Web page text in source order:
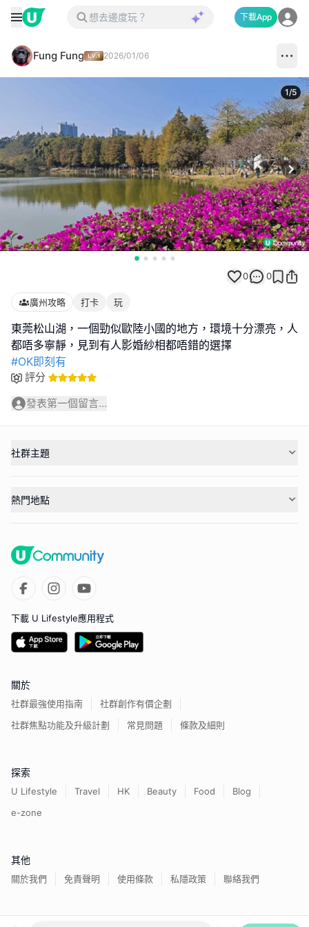
下載App
Fung Fung 2026/01/06
1/5
0 0
廣州攻略 打卡 玩
東莞松山湖，一個勁似歐陸小國的地方，環境十分漂亮，人
#OK即刻有
評分
發表第一個留言...
社群主題
熱門地點
下載 U Lifestyle應用程式
關於
社群最強使用指南
社群創作有價企劃
社群焦點功能及升級計劃
常見問題 條款及細則
探索
U Lifestyle Travel HK Beauty Food
Blog
e-zone
其他
關於我們 免責聲明 使用條款 私隱政策 聯絡我們